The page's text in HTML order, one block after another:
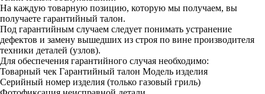
На каждую товарную позицию, которую мы получаем, вы
получаете гарантийный талон.
Под гарантийным случаем следует понимать устранение
дефектов и замену вышедших из строя по вине производителя
техники деталей (узлов).
Для обеспечения гарантийного случая необходимо:
Товарный чек Гарантийный талон Модель изделия
Серийный номер изделия (только газовый гриль)